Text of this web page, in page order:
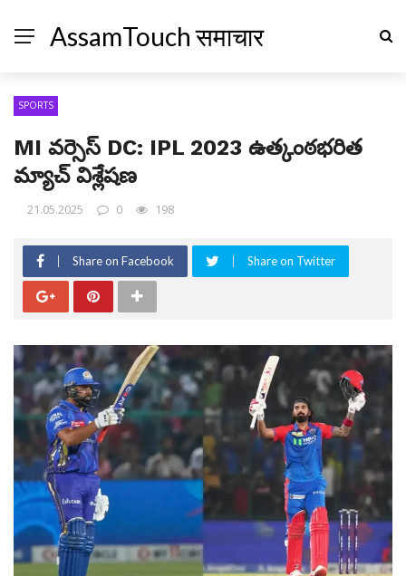
AssamTouch समाचार
SPORTS
MI వర్సెస్ DC: IPL 2023 ఉత్కంఠభరిత
మ్యాచ్ విశ్లేషణ
21.05.2025 0 198
Share on Facebook Share on Twitter